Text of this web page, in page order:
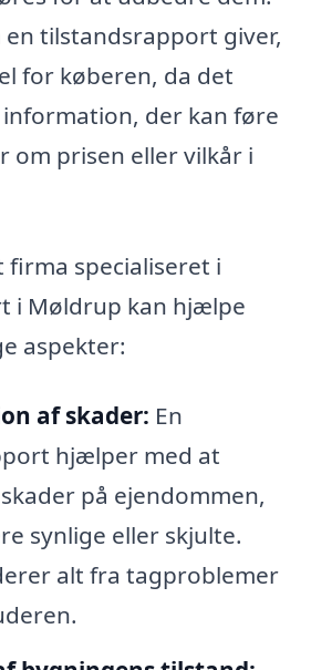
tilstandsrapport giver,
for køberen, da det
der kan føre
om prisen eller vilkår i
firma specialiseret i
i Møldrup kan hjælpe
aspekter:
af skader: En
hjælper med at
på ejendommen,
synlige eller skjulte.
alt fra tagproblemer